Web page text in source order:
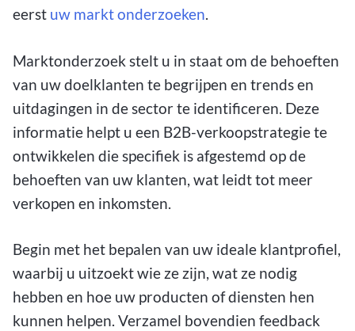
eerst uw markt onderzoeken.
Marktonderzoek stelt u in staat om de behoeften
van uw doelklanten te begrijpen en trends en
uitdagingen in de sector te identificeren. Deze
informatie helpt u een B2B-verkoopstrategie te
ontwikkelen die specifiek is afgestemd op de
behoeften van uw klanten, wat leidt tot meer
verkopen en inkomsten.
Begin met het bepalen van uw ideale klantprofiel,
waarbij u uitzoekt wie ze zijn, wat ze nodig
hebben en hoe uw producten of diensten hen
kunnen helpen. Verzamel bovendien feedback